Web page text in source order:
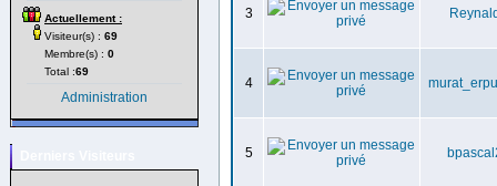
Actuellement :
Visiteur(s) : 69
Membre(s) : 0
Total :69
Administration
3
4
5